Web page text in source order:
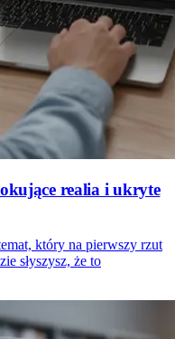
realia i ukryte
który na pierwszy rzut
słyszysz, że to